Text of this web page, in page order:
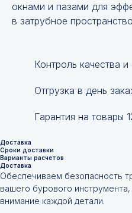
окнами и пазами для
в затрубное
Контроль качества и
Отгрузка в день
Гарантия на товары
Доставка
Сроки доставки
Варианты расчетов
Доставка
Обеспечиваем безопасность
вашего бурового
внимание каждой детали.